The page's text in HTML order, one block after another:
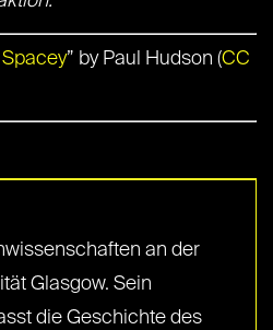
Spacey” by Paul Hudson (CC
an der
Glasgow. Sein
die Geschichte des